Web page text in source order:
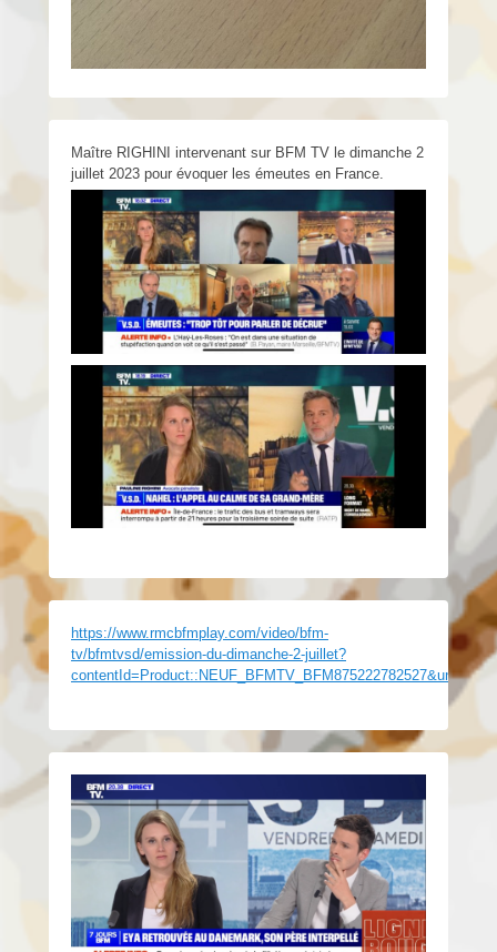
Maître RIGHINI intervenant sur BFM TV le dimanche 2
juillet 2023 pour évoquer les émeutes en France.
https://www.rmcbfmplay.com/video/bfm-
tv/bfmtvsd/emission-du-dimanche-2-juillet?